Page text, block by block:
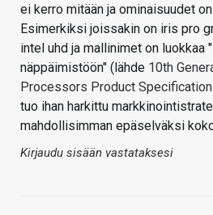
ei kerro mitään ja ominaisuudet
Esimerkiksi joissakin on iris pro
intel uhd ja mallinimet on luokkaa
näppäimistöön" (lähde 10th
Processors Product
tuo ihan harkittu
mahdollisimman epäselväksi
Kirjaudu sisään vastataksesi